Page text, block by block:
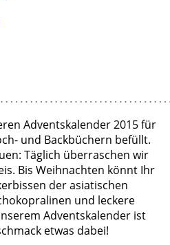
Adventskalender 2015 für
und Backbüchern befüllt.
Täglich überraschen wir
Bis Weihnachten könnt Ihr
der asiatischen
und leckere
Adventskalender ist
etwas dabei!